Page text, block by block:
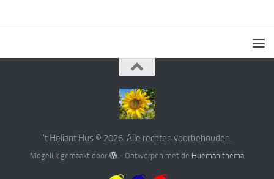
't Heliant Hus © 2026. Alle rechten voorbehouden.
Mogelijk gemaakt door - Ontworpen met de Hueman thema